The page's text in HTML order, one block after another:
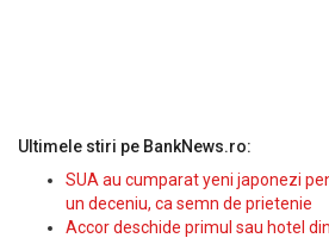
Ultimele stiri pe BankNews.ro:
SUA au cumparat yeni japonezi
un deceniu, ca semn de prietenie
Accor deschide primul sau hotel